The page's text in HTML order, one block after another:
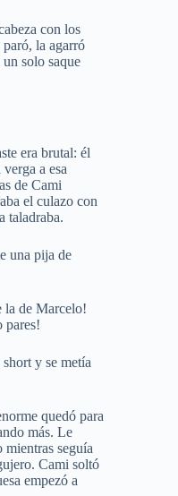
con los
la agarró
solo saque
era brutal: él
a esa
de Cami
el culazo con
taladraba.
una pija de
la de Marcelo!
pares!
y se metía
quedó para
más. Le
seguía
Cami soltó
empezó a